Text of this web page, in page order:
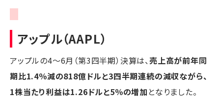
アップル（AAPL）
アップルの4～6月（第3四半期）決算は、 売上高が前年同
期比1.4％減の818億ドルと3四半期連続の減収ながら、
1株当たり利益は1.26ドルと5％の増加 となりました。